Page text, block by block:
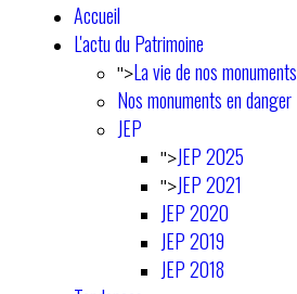
Accueil
L'actu du Patrimoine
">La vie de nos monuments
Nos monuments en danger
JEP
">JEP 2025
">JEP 2021
JEP 2020
JEP 2019
JEP 2018